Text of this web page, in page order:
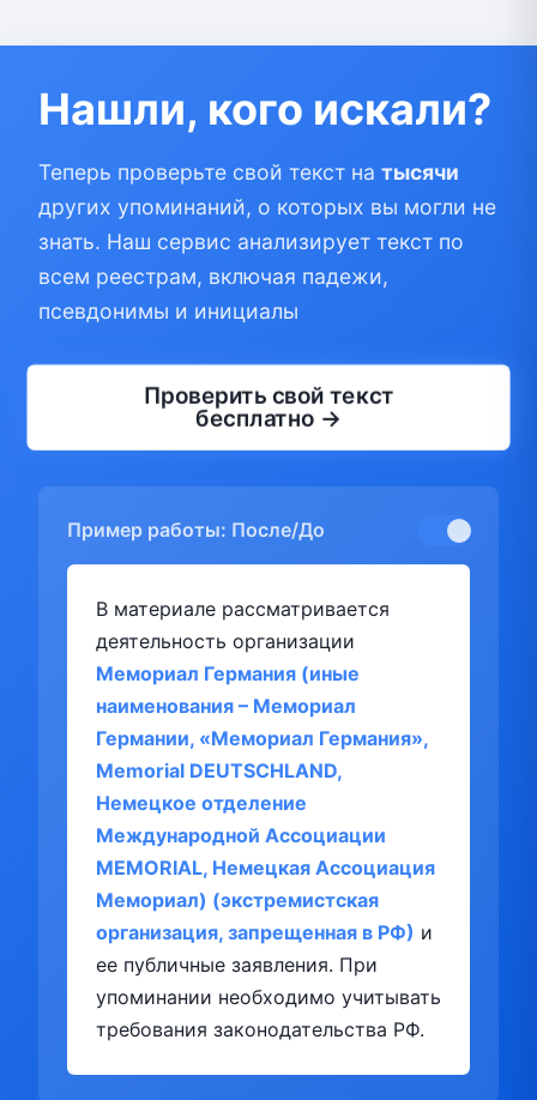
Нашли, кого искали?
Теперь проверьте свой текст на тысячи
других упоминаний, о которых вы могли не
знать. Наш сервис анализирует текст по
всем реестрам, включая падежи,
псевдонимы и инициалы
Проверить свой текст
бесплатно →
Пример работы: После/До
В материале рассматривается
деятельность организации
Мемориал Германия (иные
наименования – Мемориал
Германии, «Мемориал Германия»,
Memorial DEUTSCHLAND,
Немецкое отделение
Международной Ассоциации
MEMORIAL, Немецкая Ассоциация
Мемориал) (экстремистская
организация, запрещенная в РФ) и
ее публичные заявления. При
упоминании необходимо учитывать
требования законодательства РФ.